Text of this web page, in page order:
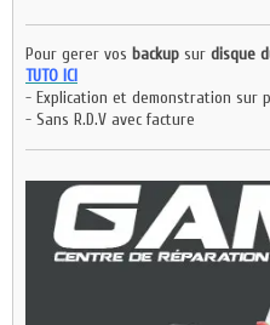
Pour gerer vos backup sur disque
TUTO ICI
- Explication et demonstration sur
- Sans R.D.V avec facture